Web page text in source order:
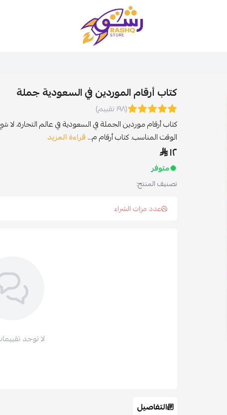
متجر رشق
كتاب أرقام الموردين في السعودية جملة
(١٩٨ تقييم)
كتاب أرقام موردين الجملة في السعودية في عالم التجارة،
الوقت المناسب. كتاب أرقام م...قراءة المزيد
١٢
متوفر
تصنيف المنتج:
عدد مرات الشراء
لا توجد
التفاصيل